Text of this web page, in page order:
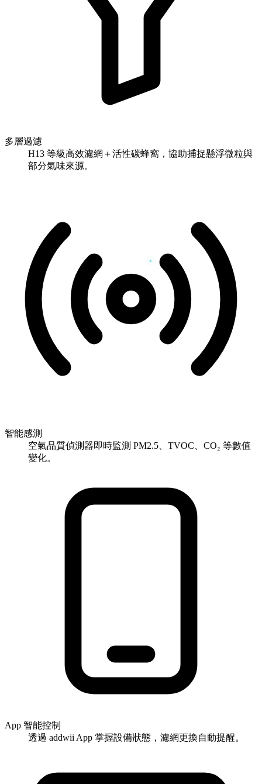
多層過濾
H13 等級高效濾網＋活性碳蜂窩，協助捕捉懸浮微粒與
部分氣味來源。
智能感測
空氣品質偵測器即時監測 PM2.5、TVOC、CO₂ 等數值
變化。
App 智能控制
透過 addwii App 掌握設備狀態，濾網更換自動提醒。